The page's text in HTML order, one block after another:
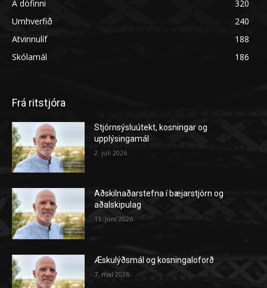
Á döfinni
320
Umhverfið
240
Atvinnulíf
188
Skólamál
186
Frá ritstjóra
Stjórnsýsluútekt, kosningar og
upplýsingamál
2. júlí 2026
Aðskilnaðarstefna í bæjarstjórn og
aðalskipulag
11. júní 2026
Æskulýðsmál og kosningaloforð
7. maí 2026